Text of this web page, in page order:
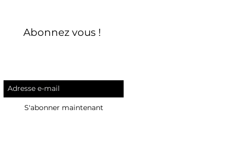
Abonnez vous !
S'abonner maintenant